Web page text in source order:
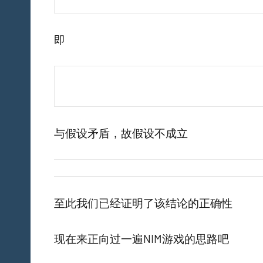
即
与假设矛盾，故假设不成立
至此我们已经证明了该结论的正确性
现在来正向过一遍NIM游戏的思路吧